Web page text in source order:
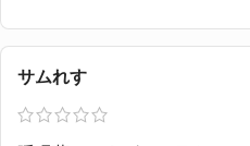
サムれす